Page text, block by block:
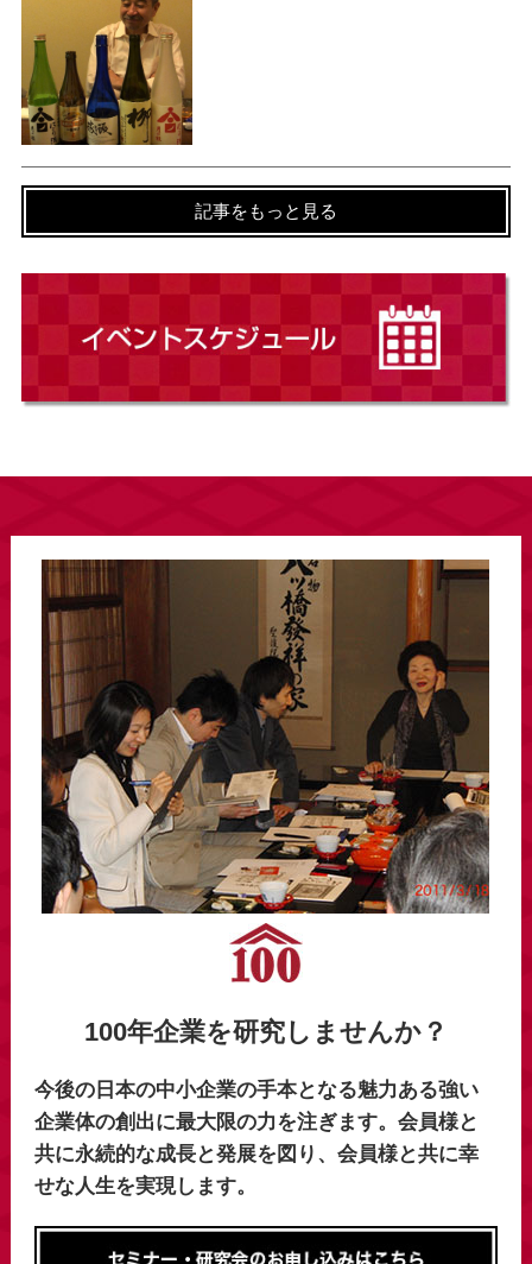
記事をもっと見る
100年企業を研究しませんか？
今後の日本の中小企業の手本となる魅力ある強い
企業体の創出に最大限の力を注ぎます。会員様と
共に永続的な成長と発展を図り、会員様と共に幸
せな人生を実現します。